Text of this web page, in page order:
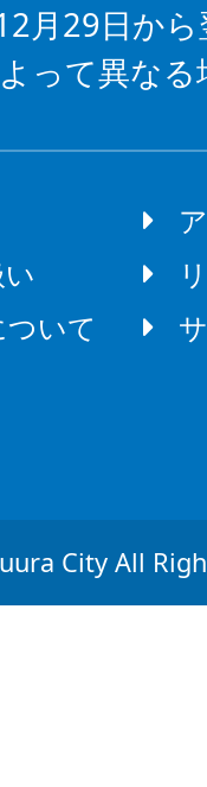
月29日か
って異な
いて
City All